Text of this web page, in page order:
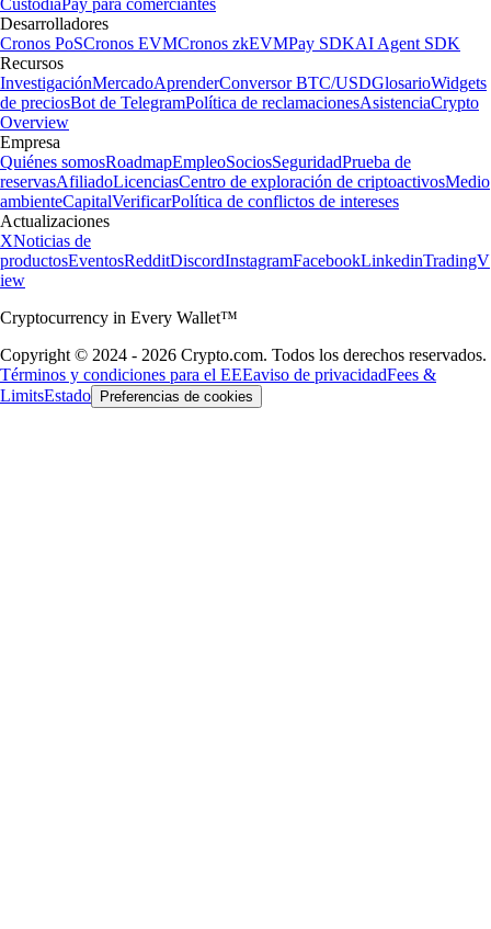
Custodia Pay para comerciantes
Desarrolladores
Cronos PoSCronos EVMCronos zkEVMPay SDKAI Agent SDK
Recursos
InvestigaciónMercadoAprenderConversor BTC/USDGlosarioWidgets
de preciosBot de TelegramPolítica de reclamacionesAsistenciaCrypto
Overview
Empresa
Quiénes somosRoadmapEmpleoSociosSeguridadPrueba de
reservasAfiliadoLicenciasCentro de exploración de criptoactivosMedio
ambienteCapitalVerificarPolítica de conflictos de intereses
Actualizaciones
XNoticias de
productosEventosRedditDiscordInstagramFacebookLinkedinTradingV
iew
Cryptocurrency in Every Wallet™
Copyright © 2024 - 2026 Crypto.com. Todos los derechos reservados.
Términos y condiciones para el EEEaviso de privacidadFees &
LimitsEstado Preferencias de cookies